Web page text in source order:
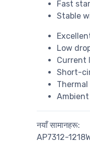
Fast
Stable
Low
Current
Short-
नयाँ सामानहरू:
AP7312-